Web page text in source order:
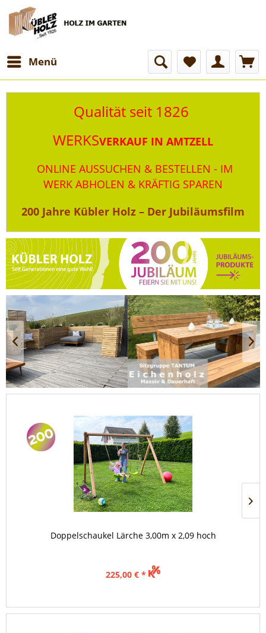
Menü
Qualität seit 1826
WERKSVERKAUF IN AMTZELL
ONLINE AUSSUCHEN & BESTELLEN - IM
WERK ABHOLEN & KRÄFTIG SPAREN
200 Jahre Kübler Holz – Der Jubiläumsfilm
Doppelschaukel Lärche 3,00m x 2,09 hoch
225,00 € *